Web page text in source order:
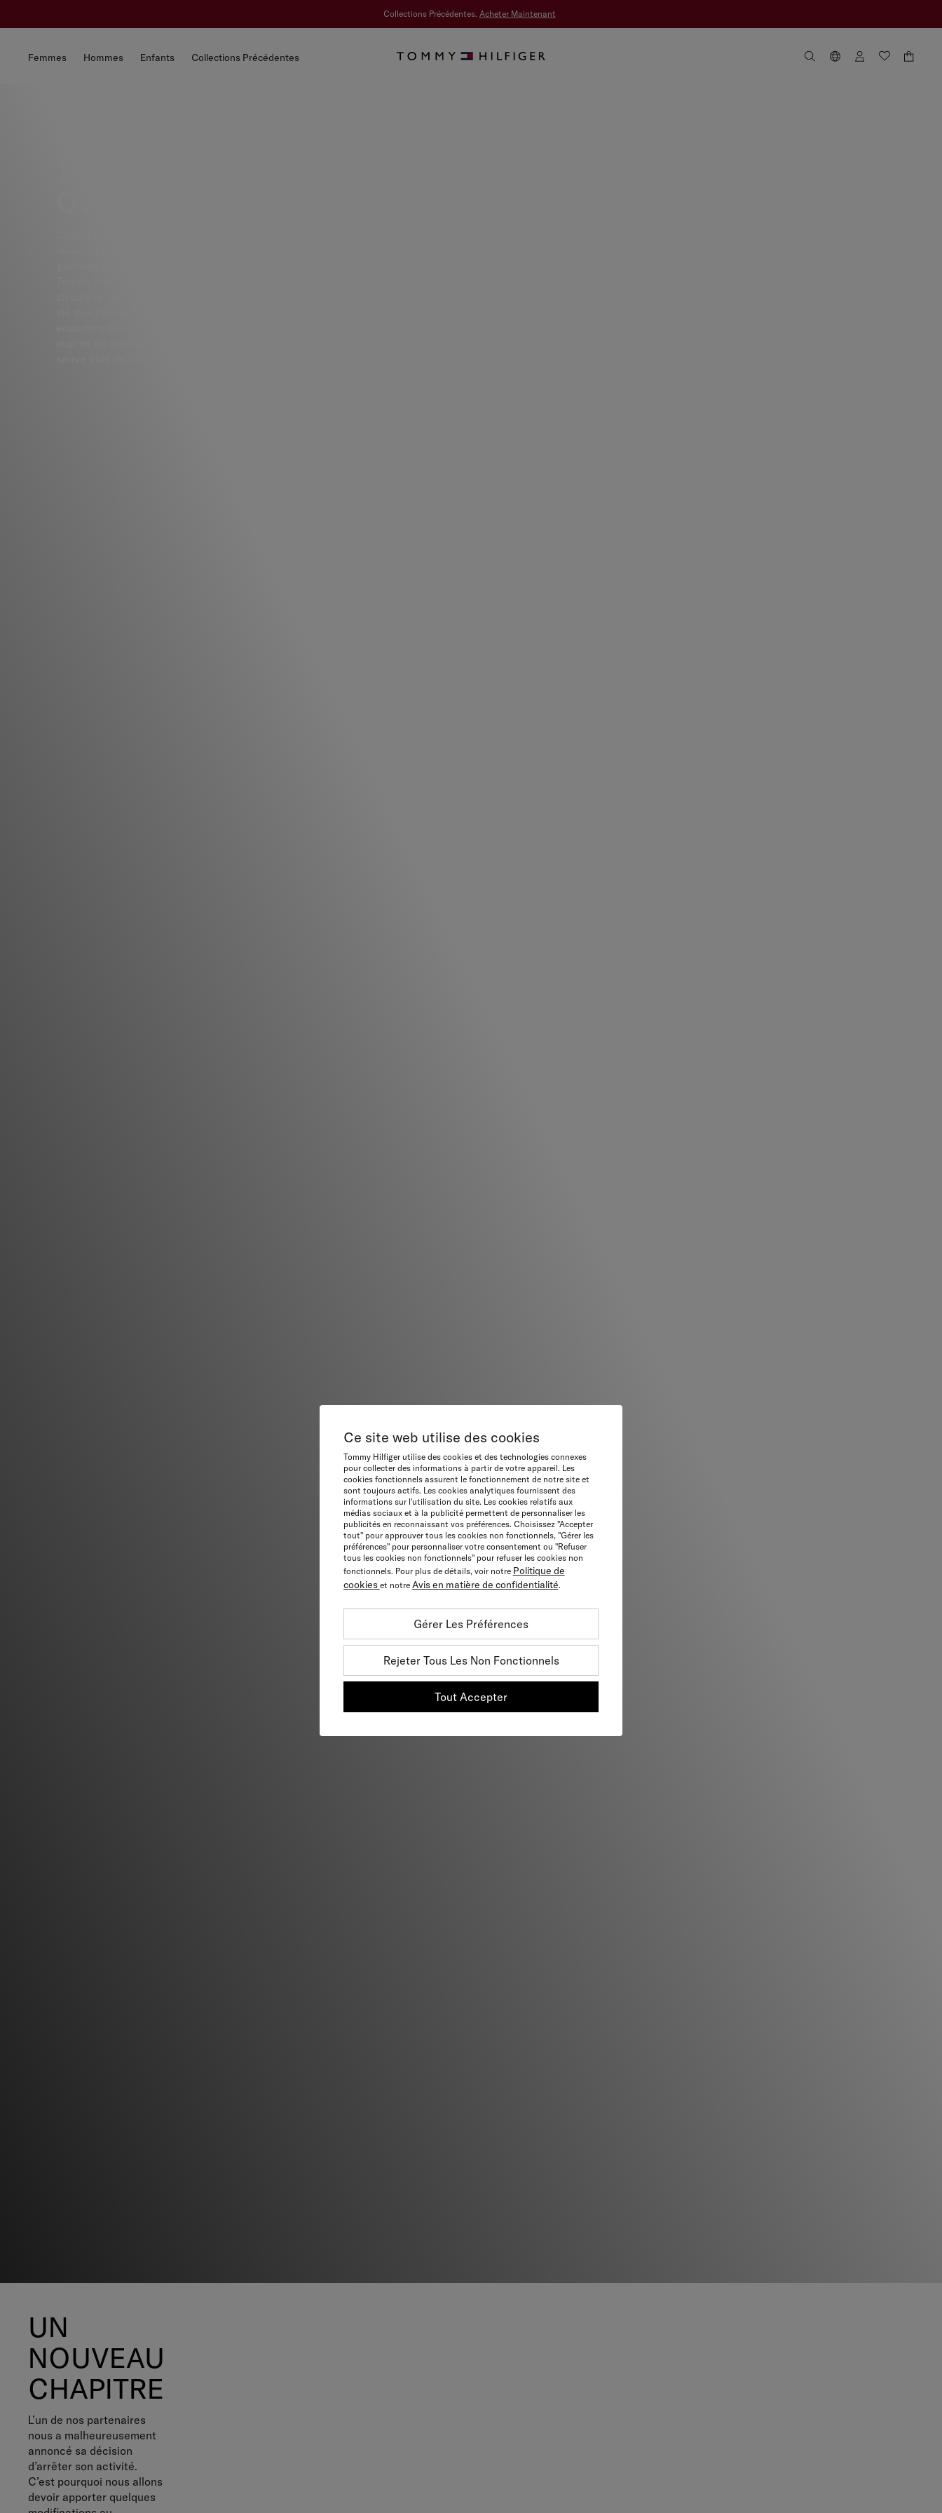
Collections Précédentes. Acheter Maintenant
Femmes Hommes Enfants Collections Précédentes
UN
NOUVEAU
CHAPITRE
L’un de nos partenaires
nous a malheureusement
annoncé sa décision
d’arrêter son activité.
C’est pourquoi nous allons
devoir apporter quelques
Ce site web utilise des cookies
Tommy Hilfiger utilise des cookies et des technologies connexes
pour collecter des informations à partir de votre appareil. Les
cookies fonctionnels assurent le fonctionnement de notre site et
sont toujours actifs. Les cookies analytiques fournissent des
informations sur l'utilisation du site. Les cookies relatifs aux
médias sociaux et à la publicité permettent de personnaliser les
publicités en reconnaissant vos préférences. Choisissez "Accepter
tout" pour approuver tous les cookies non fonctionnels, "Gérer les
préférences" pour personnaliser votre consentement ou "Refuser
tous les cookies non fonctionnels" pour refuser les cookies non
fonctionnels. Pour plus de détails, voir notre Politique de
cookies et notre Avis en matière de confidentialité.
Rejeter Tous Les Non Fonctionnels
Gérer Les Préférences
Tout Accepter